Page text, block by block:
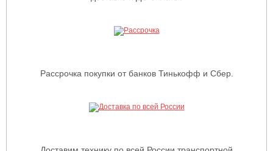
Рассрочка покупки от банков Тинькофф и Сбер.